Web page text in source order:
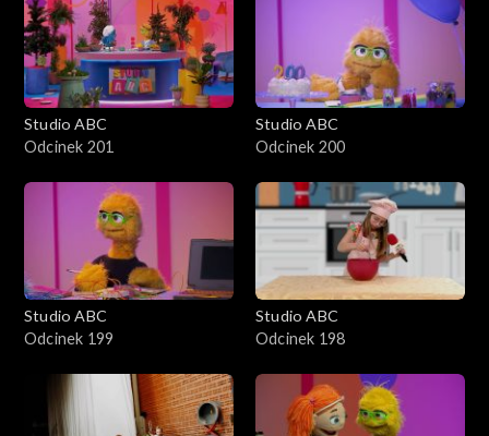
Studio ABC
Odcinek 201
Studio ABC
Odcinek 200
Studio ABC
Odcinek 199
Studio ABC
Odcinek 198